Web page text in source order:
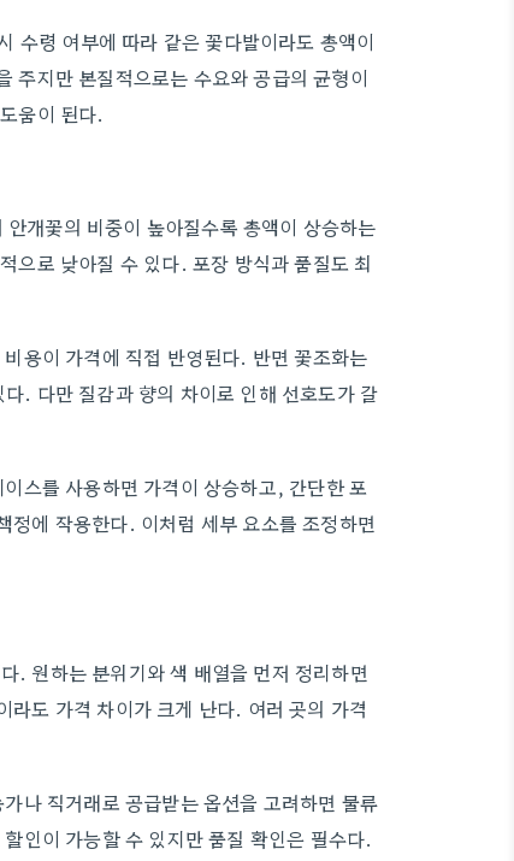
수령 여부에 따라 같은 꽃다발이라도 총액이
주지만 본질적으로는 수요와 공급의 균형이
움이 된다.
개꽃의 비중이 높아질수록 총액이 상승하는
으로 낮아질 수 있다. 포장 방식과 품질도 최
용이 가격에 직접 반영된다. 반면 꽃조화는
. 다만 질감과 향의 차이로 인해 선호도가 갈
스를 사용하면 가격이 상승하고, 간단한 포
에 작용한다. 이처럼 세부 요소를 조정하면
. 원하는 분위기와 색 배열을 먼저 정리하면
도 가격 차이가 크게 난다. 여러 곳의 가격
나 직거래로 공급받는 옵션을 고려하면 물류
인이 가능할 수 있지만 품질 확인은 필수다.